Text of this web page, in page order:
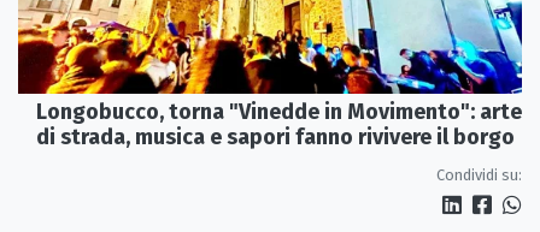
Longobucco, torna "Vinedde in Movimento": arte
di strada, musica e sapori fanno rivivere il borgo
Condividi su: